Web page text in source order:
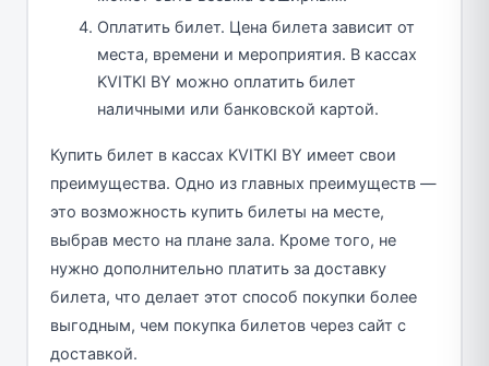
Оплатить билет. Цена билета зависит от
места, времени и мероприятия. В кассах
KVITKI BY можно оплатить билет
наличными или банковской картой.
Купить билет в кассах KVITKI BY имеет свои
преимущества. Одно из главных преимуществ —
это возможность купить билеты на месте,
выбрав место на плане зала. Кроме того, не
нужно дополнительно платить за доставку
билета, что делает этот способ покупки более
выгодным, чем покупка билетов через сайт с
доставкой.